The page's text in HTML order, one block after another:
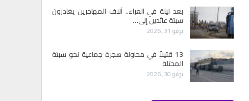
بعد ليلة في العراء.. آلاف المهاجرين يغادرون
سبتة عائدين إلى…
يوليو 31, 2026
13 قتيلاً في محاولة هجرة جماعية نحو سبتة
المحتلة
يوليو 30, 2026